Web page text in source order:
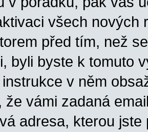
všech nových
před tím, než
byli byste k tomuto
v něm
že vámi zadaná
adresa, kterou